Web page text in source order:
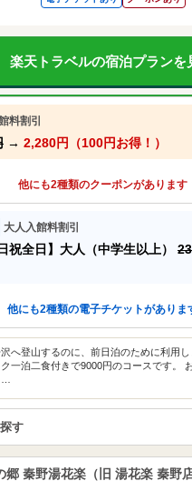
楽天トラベルの宿泊プランを
料割引
→ 2,280円（100円お得！）
他にも2種類のクーポンがあります
大人入館料割引
祝全日】大人（中学生以上）
他にも2種類の電子チケットがありま
へ登山するのに、前日泊のために利用
ク一泊二食付きで9000円のコースです。
す
郷 秦野湯花楽（旧 湯花楽 秦野店